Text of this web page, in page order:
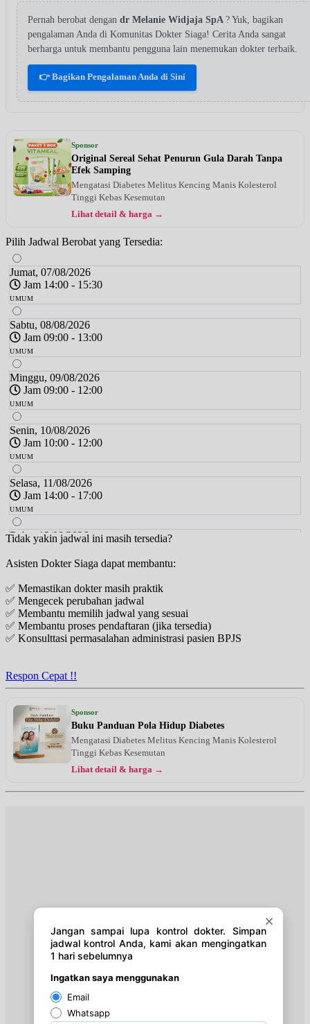
Pernah berobat dengan dr Melanie Widjaja SpA ? Yuk, bagikan
pengalaman Anda di Komunitas Dokter Siaga! Cerita Anda sangat
berharga untuk membantu pengguna lain menemukan dokter terbaik.
👉 Bagikan Pengalaman Anda di Sini
Sponsor
Original Sereal Sehat Penurun Gula Darah Tanpa
Efek Samping
Mengatasi Diabetes Melitus Kencing Manis Kolesterol
Tinggi Kebas Kesemutan
Lihat detail & harga →
Pilih Jadwal Berobat yang Tersedia:
Jumat, 07/08/2026
Jam 14:00 - 15:30
UMUM
Sabtu, 08/08/2026
Jam 09:00 - 13:00
UMUM
Minggu, 09/08/2026
Jam 09:00 - 12:00
UMUM
Senin, 10/08/2026
Jam 10:00 - 12:00
UMUM
Selasa, 11/08/2026
Jam 14:00 - 17:00
UMUM
Rabu, 12/08/2026
Jam 14:00 - 17:00
UMUM
Kamis, 13/08/2026
Jam 17:00 - 19:00
UMUM
Jumat, 14/08/2026
Jam 09:00 - 13:00
UMUM
Minggu, 16/08/2026
Jam 09:00 - 12:00
Jam 14:00 - 17:00
Kamis, 20/08/2026
Jumat, 21/08/2026
Tidak yakin jadwal ini masih tersedia?
Asisten Dokter Siaga dapat membantu:
✅ Memastikan dokter masih praktik
✅ Mengecek perubahan jadwal
✅ Membantu memilih jadwal yang sesuai
✅ Membantu proses pendaftaran (jika tersedia)
✅ Konsulttasi permasalahan administrasi pasien BPJS
Respon Cepat !!
Sponsor
Buku Panduan Pola Hidup Diabetes
Mengatasi Diabetes Melitus Kencing Manis Kolesterol
Tinggi Kebas Kesemutan
Lihat detail & harga →